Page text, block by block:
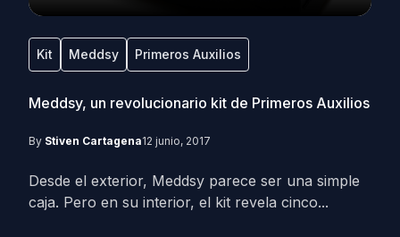
Kit Meddsy Primeros Auxilios
Meddsy, un revolucionario kit de Primeros Auxilios
By Stiven Cartagena12 junio, 2017
Desde el exterior, Meddsy parece ser una simple
caja. Pero en su interior, el kit revela cinco...